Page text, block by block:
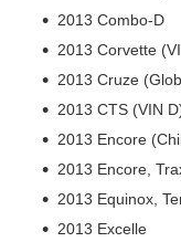
2013 Combo-D
2013 Corvette
2013 Cruze
2013 CTS (VIN
2013 Encore
2013 Encore,
2013 Equinox,
2013 Excelle